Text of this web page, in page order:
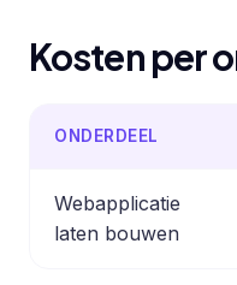
Kosten per
ONDERDEEL
Webapplicatie
laten bouwen